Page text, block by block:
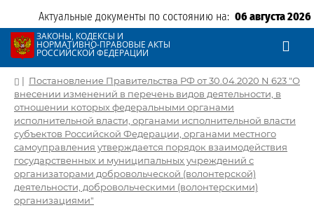
Актуальные документы по состоянию на: 06 августа 2026
ЗАКОНЫ, КОДЕКСЫ И
НОРМАТИВНО-ПРАВОВЫЕ АКТЫ
РОССИЙСКОЙ ФЕДЕРАЦИИ
| Постановление Правительства РФ от 30.04.2020 N 623 "О
внесении изменений в перечень видов деятельности, в
отношении которых федеральными органами
исполнительной власти, органами исполнительной власти
субъектов Российской Федерации, органами местного
самоуправления утверждается порядок взаимодействия
государственных и муниципальных учреждений с
организаторами добровольческой (волонтерской)
деятельности, добровольческими (волонтерскими)
организациями"